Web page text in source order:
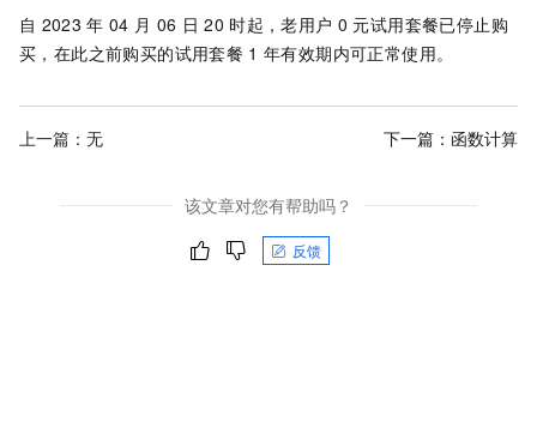
自 2023 年 04 月 06 日 20 时起，老用户 0 元试用套餐已停止购
买，在此之前购买的试用套餐 1 年有效期内可正常使用。
上一篇：无 下一篇： 函数计算
该文章对您有帮助吗？
反馈